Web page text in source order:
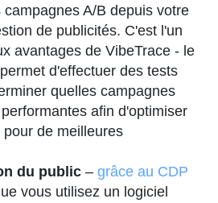
A/B depuis votre
de publicités. C'est l'un
avantages de VibeTrace - le
d'effectuer des tests
quelles campagnes
afin d'optimiser
pour de meilleures
du public – grâce au CDP
vous utilisez un logiciel